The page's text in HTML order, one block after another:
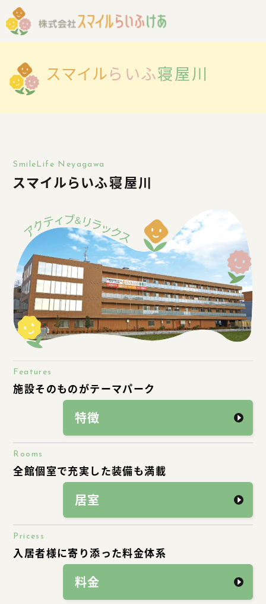
スマイルらいふ寝屋川
SmileLife Neyagawa
スマイルらいふ寝屋川
Features
施設そのものがテーマパーク
特徴
Rooms
全館個室で充実した装備も満載
居室
Pricess
入居者様に寄り添った料金体系
料金